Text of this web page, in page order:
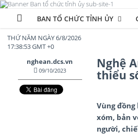
BAN TỔ CHỨC TỈNH ỦY
THỨ NĂM NGÀY 6/8/2026
17:38:54 GMT +0
nghean.dcs.vn
09/10/2023 Nghệ
thiểu
Vùng
xóm, bản
người,